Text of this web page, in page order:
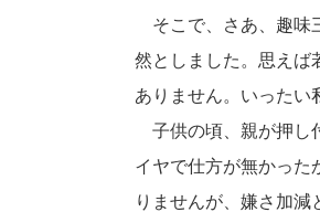
そこで、さあ、趣味
然としました。思えば
ありません。いったい
子供の頃、親が押し
イヤで仕方が無かった
りませんが、嫌さ加